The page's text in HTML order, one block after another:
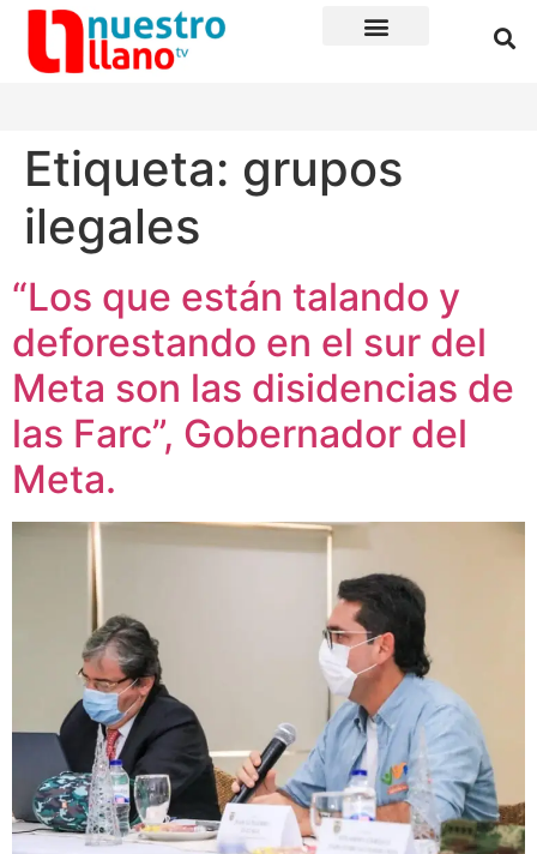
Etiqueta: grupos
ilegales
“Los que están talando y
deforestando en el sur del
Meta son las disidencias de
las Farc”, Gobernador del
Meta.